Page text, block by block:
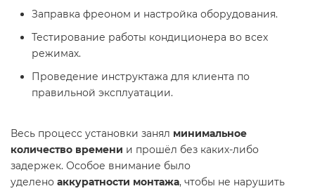
Заправка фреоном и настройка оборудования.
Тестирование работы кондиционера во всех
режимах.
Проведение инструктажа для клиента по
правильной эксплуатации.
Весь процесс установки занял минимальное
количество времени и прошёл без каких-либо
задержек. Особое внимание было
уделено аккуратности монтажа, чтобы не нарушить